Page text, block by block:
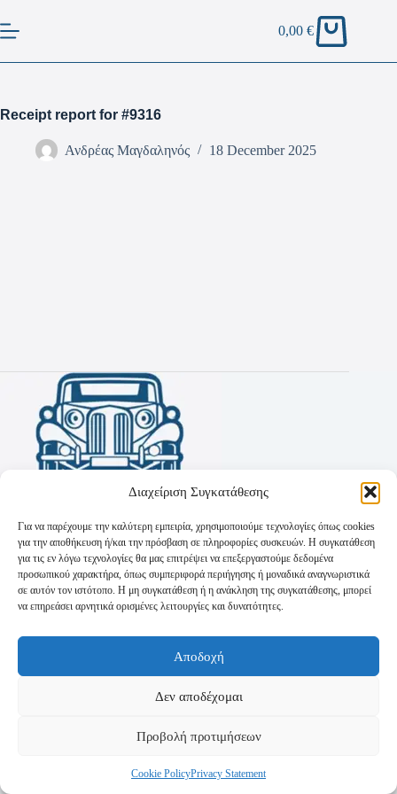
Διαχείριση Συγκατάθεσης
Για να παρέχουμε την καλύτερη εμπειρία, χρησιμοποιούμε τεχνολογίες όπως cookies
για την αποθήκευση ή/και την πρόσβαση σε πληροφορίες συσκευών. Η συγκατάθεση
για τις εν λόγω τεχνολογίες θα μας επιτρέψει να επεξεργαστούμε δεδομένα
προσωπικού χαρακτήρα, όπως συμπεριφορά περιήγησης ή μοναδικά αναγνωριστικά
σε αυτόν τον ιστότοπο. Η μη συγκατάθεση ή η ανάκληση της συγκατάθεσης, μπορεί
να επηρεάσει αρνητικά ορισμένες λειτουργίες και δυνατότητες.
Αποδοχή
Δεν αποδέχομαι
Προβολή προτιμήσεων
Cookie PolicyPrivacy Statement
0,00€
Receipt report for #9316
Ανδρέας Μαγδαληνός 18 December 2025
Πολιτική Απορρήτου
Τρόποι Αποστολής
Τρόποι Πληρωμής